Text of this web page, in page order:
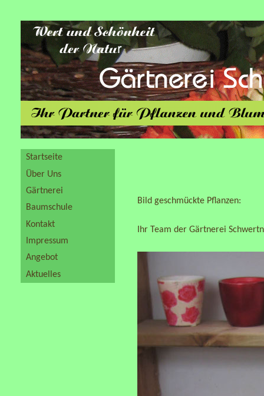
Startseite
Über Uns
Gärtnerei
Baumschule
Kontakt
Impressum
Angebot
Aktuelles
Bild geschmückte Pflanzen:
Ihr Team der Gärtnerei